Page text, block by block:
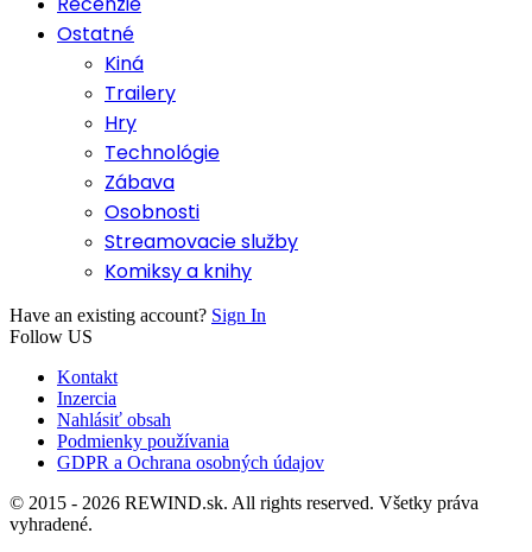
Ostatné
Kiná
Trailery
Hry
Technológie
Zábava
Osobnosti
Streamovacie služby
Komiksy a knihy
Have an existing account? Sign In
Follow US
Kontakt
Inzercia
Nahlásiť obsah
Podmienky používania
GDPR a Ochrana osobných údajov
© 2015 - 2026 REWIND.sk. All rights reserved. Všetky práva
vyhradené.